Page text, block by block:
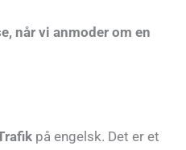
når vi anmoder om en
på engelsk. Det er et